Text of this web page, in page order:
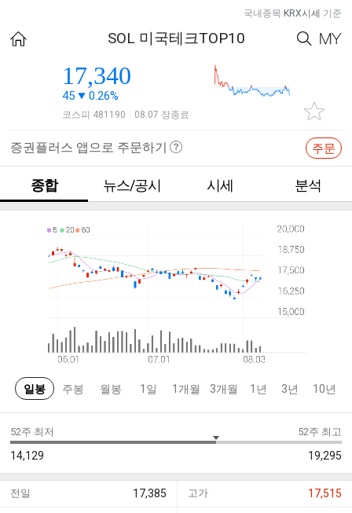
국내종목 KRX시세 기준
SOL 미국테크TOP10
17,340
45 0.26%
코스피 481190 08.07 장종료
증권플러스 앱으로 주문하기 주문
종합 뉴스/공시 시세 분석
일봉 주봉 월봉 1일 1개월 3개월 1년 3년 10년
52주 최저
14,129
52주 최고
19,295
전일 17,385 고가 17,515